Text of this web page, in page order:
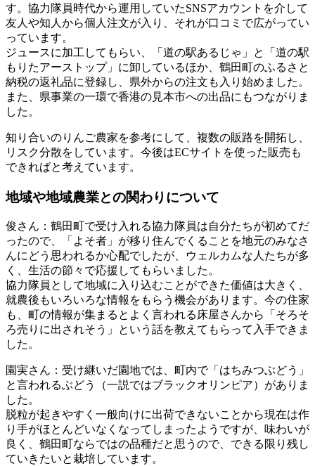
す。協力隊員時代から運用していたSNSアカウントを介して
友人や知人から個人注文が入り、それが口コミで広がってい
っています。
ジュースに加工してもらい、「道の駅あるじゃ」と「道の駅
もりたアーストップ」に卸しているほか、鶴田町のふるさと
納税の返礼品に登録し、県外からの注文も入り始めました。
また、県事業の一環で香港の見本市への出品にもつながりま
した。
知り合いのりんご農家を参考にして、複数の販路を開拓し、
リスク分散をしています。今後はECサイトを使った販売も
できればと考えています。
地域や地域農業との関わりについて
俊さん ：鶴田町で受け入れる協力隊員は自分たちが初めてだ
ったので、「よそ者」が移り住んでくることを地元のみなさ
んにどう思われるか心配でしたが、ウェルカムな人たちが多
く、生活の節々で応援してもらいました。
協力隊員として地域に入り込むことができた価値は大きく、
就農後もいろいろな情報をもらう機会があります。今の住家
も、町の情報が集まるとよく言われる床屋さんから「そろそ
ろ売りに出されそう」という話を教えてもらって入手できま
した。
園実さん ：受け継いだ園地では、町内で「はちみつぶどう」
と言われるぶどう（一説ではブラックオリンピア）がありま
した。
脱粒が起きやすく一般向けに出荷できないことから現在は作
り手がほとんどいなくなってしまったようですが、味わいが
良く、鶴田町ならではの品種だと思うので、できる限り残し
ていきたいと栽培しています。